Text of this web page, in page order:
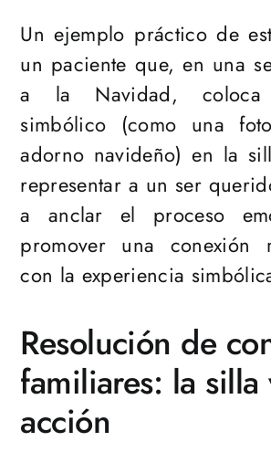
Un ejemplo práctico de
un paciente que, en una
a la Navidad,
simbólico (como una
adorno navideño) en la
representar a un ser
a anclar el proceso
promover una conexión
con la experiencia
Resolución de
familiares: la silla
acción